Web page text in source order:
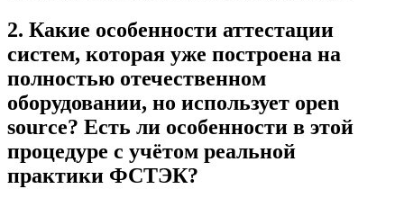
2. Какие особенности аттестации
систем, которая уже построена на
полностью отечественном
оборудовании, но использует open
source? Есть ли особенности в этой
процедуре с учётом реальной
практики ФСТЭК?